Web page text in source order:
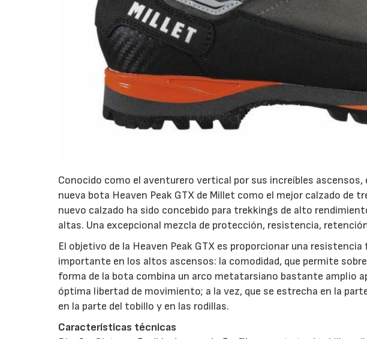
Conocido como el aventurero vertical por sus increíbles ascensos,
nueva bota Heaven Peak GTX de Millet como el mejor calzado de
nuevo calzado ha sido concebido para trekkings de alto
altas. Una excepcional mezcla de protección, resistencia,
El objetivo de la Heaven Peak GTX es proporcionar una
importante en los altos ascensos: la comodidad, que permite
forma de la bota combina un arco metatarsiano bastante amplio
óptima libertad de movimiento; a la vez, que se estrecha en la
en la parte del tobillo y en las rodillas.
Características técnicas